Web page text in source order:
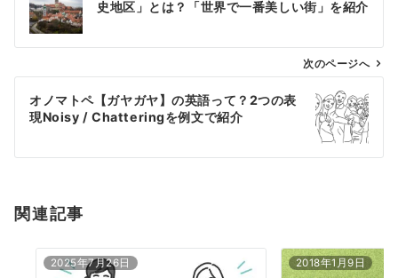
ビ
ン
史地区」とは？「世界で一番美しい街」を紹介
次のページへ
オノマトペ【ガヤガヤ】の英語って？2つの表
現Noisy / Chatteringを例文で紹介
関連記事
2025年7月26日 2018年1月9日